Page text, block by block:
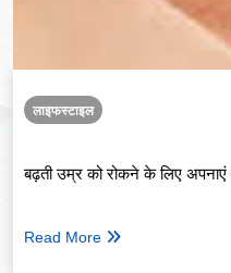
लाइफस्टाइल
बढ़ती उम्र को रोकने के लिए
Read More